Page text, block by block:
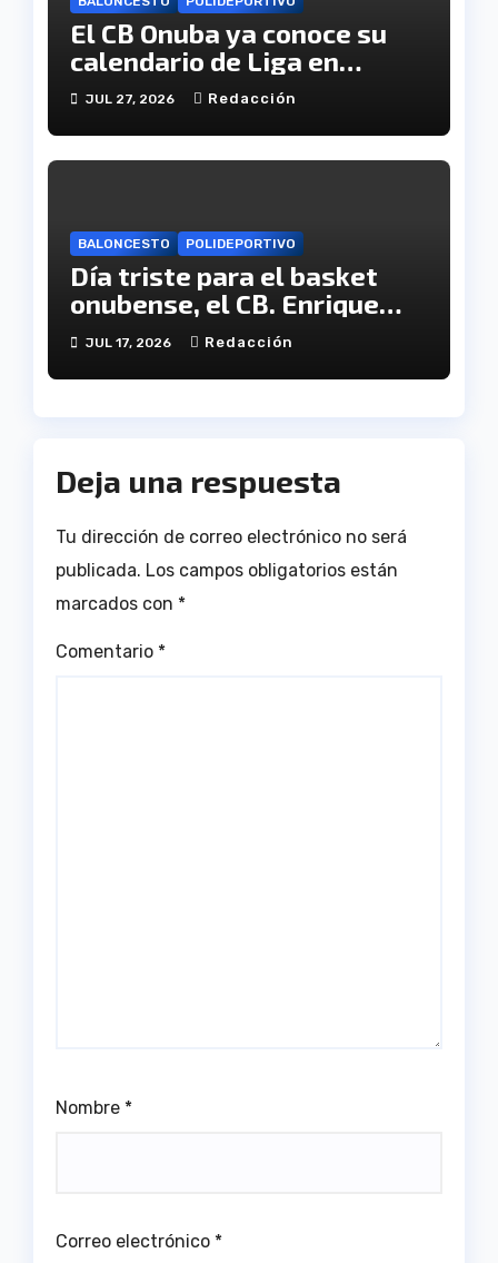
El CB Onuba ya conoce su
calendario de Liga en
Tercera FEB
JUL 27, 2026 Redacción
BALONCESTO POLIDEPORTIVO
Día triste para el basket
onubense, el CB. Enrique
Benítez cesa en su
actividad como club
JUL 17, 2026 Redacción
Deja una respuesta
Tu dirección de correo electrónico no será
publicada. Los campos obligatorios están
marcados con *
Comentario *
Nombre *
Correo electrónico *